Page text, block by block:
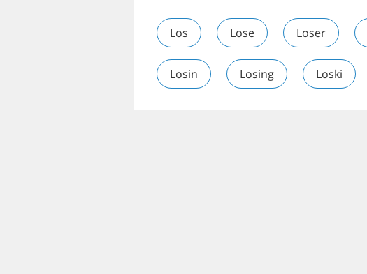
Los Lose Loser
Losin Losing Loski